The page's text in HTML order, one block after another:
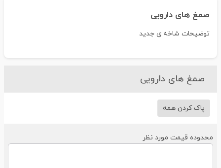
صمغ های دارویی
توضیحات شاخه ی جدید
صمغ های دارویی
پاک کردن همه
قیمت مورد نظر